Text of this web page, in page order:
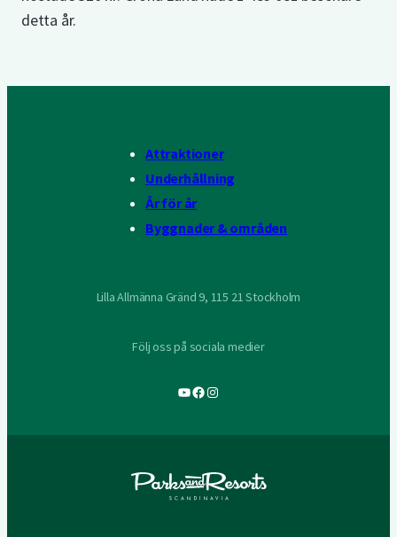
detta år.
Attraktioner
Underhållning
År för år
Byggnader & områden
Lilla Allmänna Gränd 9, 115 21 Stockholm
Följ oss på sociala medier
YouTube
Facebook
Instagram